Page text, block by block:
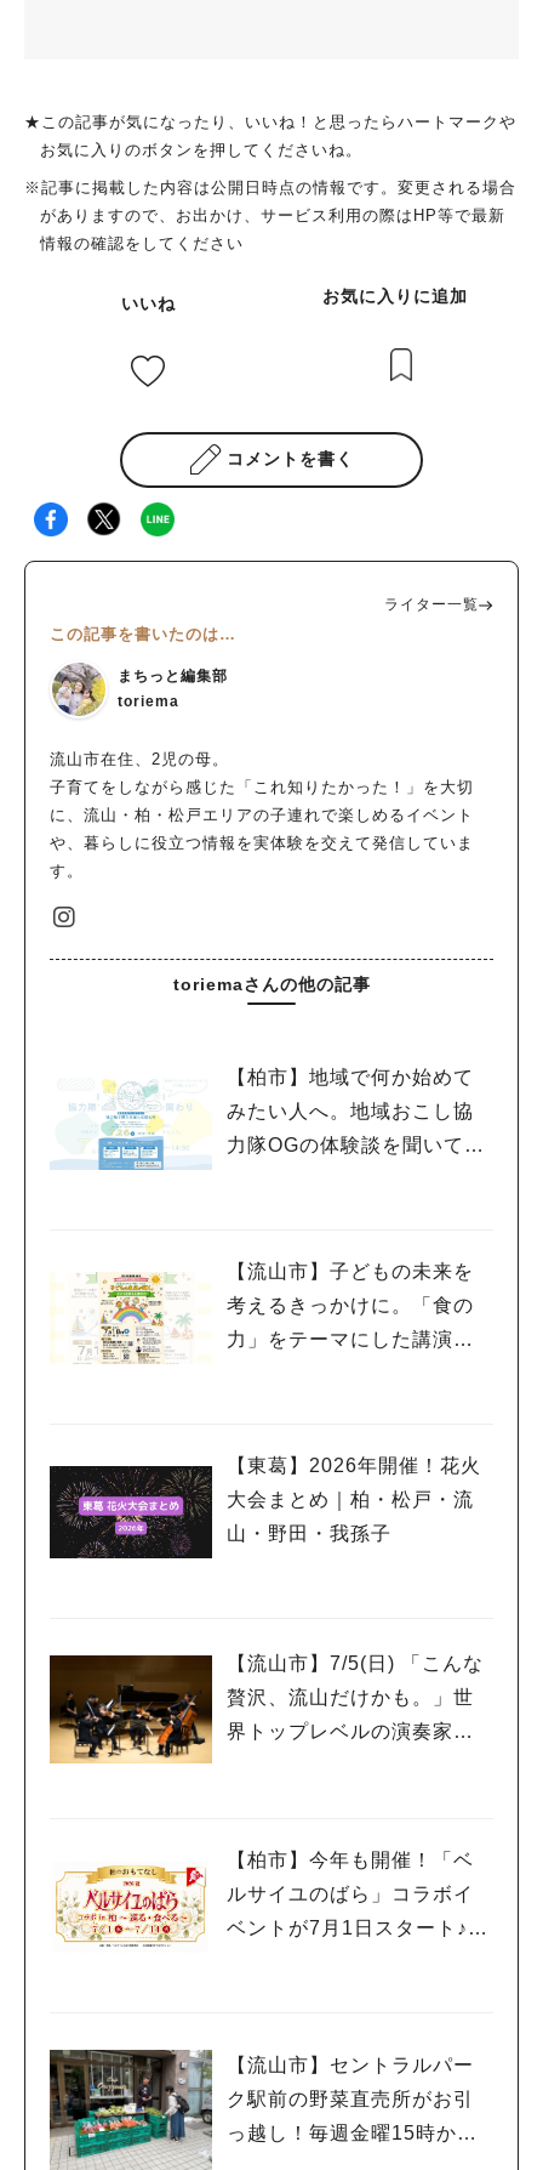
★この記事が気になったり、いいね！と思ったらハートマークや
お気に入りのボタンを押してくださいね。
※記事に掲載した内容は公開日時点の情報です。変更される場合
がありますので、お出かけ、サービス利用の際はHP等で最新
情報の確認をしてください
いいね お気に入りに追加
コメントを書く
ライター一覧
この記事を書いたのは…
まちっと編集部
toriema
流山市在住、2児の母。
子育てをしながら感じた「これ知りたかった！」を大切
に、流山・柏・松戸エリアの子連れで楽しめるイベント
や、暮らしに役立つ情報を実体験を交えて発信していま
す。
toriemaさんの他の記事
【柏市】地域で何か始めて
みたい人へ。地域おこし協
力隊OGの体験談を聞いてみ
【流山市】子どもの未来を
考えるきっかけに。「食の
力」をテーマにした講演会
【東葛】2026年開催！花火
大会まとめ｜柏・松戸・流
山・野田・我孫子
【流山市】7/5(日) 「こんな
贅沢、流山だけかも。」世
界トップレベルの演奏家を
【柏市】今年も開催！「ベ
ルサイユのばら」コラボイ
ベントが7月1日スタート♪柏
【流山市】セントラルパー
ク駅前の野菜直売所がお引
っ越し！毎週金曜15時から
人気のキーワード
#ラーメン#ショッピング#カフェ #スイーツ#パン #カレー#柏駅